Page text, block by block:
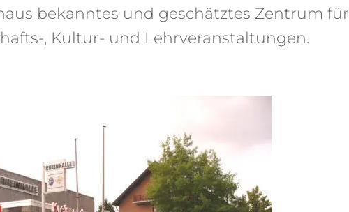
bekanntes und geschätztes Zentrum für
, Kultur- und Lehrveranstaltungen.